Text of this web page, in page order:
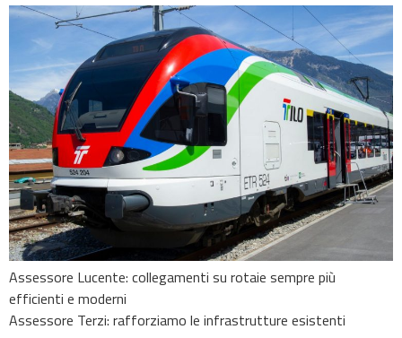
Assessore Lucente: collegamenti su rotaie sempre più
efficienti e moderni
Assessore Terzi: rafforziamo le infrastrutture esistenti